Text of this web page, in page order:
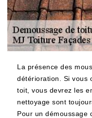
La présence des
détérioration. Si vous
toit, vous devrez les
nettoyage sont
Pour un démoussage